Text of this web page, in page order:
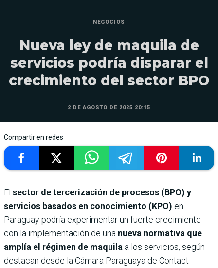
NEGOCIOS
Nueva ley de maquila de
servicios podría disparar el
crecimiento del sector BPO
2 DE AGOSTO DE 2025 20:15
Compartir en redes
El sector de tercerización de procesos (BPO) y
servicios basados en conocimiento (KPO) en
Paraguay podría experimentar un fuerte crecimiento
con la implementación de una nueva normativa que
amplía el régimen de maquila a los servicios, según
destacan desde la Cámara Paraguaya de Contact